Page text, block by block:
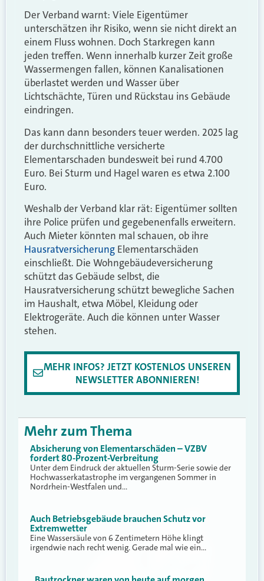
Der Verband warnt: Viele Eigentümer
unterschätzen ihr Risiko, wenn sie nicht direkt an
einem Fluss wohnen. Doch Starkregen kann
jeden treffen. Wenn innerhalb kurzer Zeit große
Wassermengen fallen, können Kanalisationen
überlastet werden und Wasser über
Lichtschächte, Türen und Rückstau ins Gebäude
eindringen.
Das kann dann besonders teuer werden. 2025 lag
der durchschnittliche versicherte
Elementarschaden bundesweit bei rund 4.700
Euro. Bei Sturm und Hagel waren es etwa 2.100
Euro.
Weshalb der Verband klar rät: Eigentümer sollten
ihre Police prüfen und gegebenenfalls erweitern.
Auch Mieter könnten mal schauen, ob ihre
Hausratversicherung Elementarschäden
einschließt. Die Wohngebäudeversicherung
schützt das Gebäude selbst, die
Hausratversicherung schützt bewegliche Sachen
im Haushalt, etwa Möbel, Kleidung oder
Elektrogeräte. Auch die können unter Wasser
stehen.
MEHR INFOS? JETZT KOSTENLOS UNSEREN
NEWSLETTER ABONNIEREN!
Mehr zum Thema
Absicherung von Elementarschäden – VZBV
fordert 80-Prozent-Verbreitung
Unter dem Eindruck der aktuellen Sturm-Serie sowie der
Hochwasserkatastrophe im vergangenen Sommer in
Nordrhein-Westfalen und…
Auch Betriebsgebäude brauchen Schutz vor
Extremwetter
Eine Wassersäule von 6 Zentimetern Höhe klingt
irgendwie nach recht wenig. Gerade mal wie ein…